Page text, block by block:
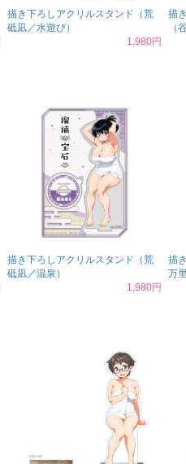
描き下ろしアクリルスタンド（荒
砥凪／水遊び）
1,980円
描
（
描き下ろしアクリルスタンド（荒
砥凪／温泉）
1,980円
描
万